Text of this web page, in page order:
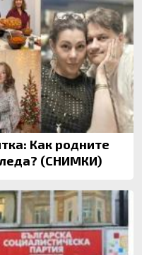
Как родните
(СНИМКИ)